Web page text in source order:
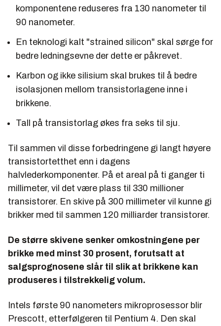
komponentene reduseres fra 130 nanometer til
90 nanometer.
En teknologi kalt "strained silicon" skal sørge for
bedre ledningsevne der dette er påkrevet.
Karbon og ikke silisium skal brukes til å bedre
isolasjonen mellom transistorlagene inne i
brikkene.
Tall på transistorlag økes fra seks til sju.
Til sammen vil disse forbedringene gi langt høyere
transistortetthet enn i dagens
halvlederkomponenter. På et areal på ti ganger ti
millimeter, vil det være plass til 330 millioner
transistorer. En skive på 300 millimeter vil kunne gi
brikker med til sammen 120 milliarder transistorer.
De større skivene senker omkostningene per
brikke med minst 30 prosent, forutsatt at
salgsprognosene slår til slik at brikkene kan
produseres i tilstrekkelig volum.
Intels første 90 nanometers mikroprosessor blir
Prescott, etterfølgeren til Pentium 4. Den skal